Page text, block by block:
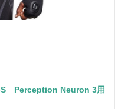
S Perception Neuron 3用